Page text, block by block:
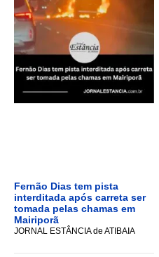
Fernão Dias tem pista
interditada após carreta ser
tomada pelas chamas em
Mairiporã
JORNAL ESTÂNCIA de ATIBAIA